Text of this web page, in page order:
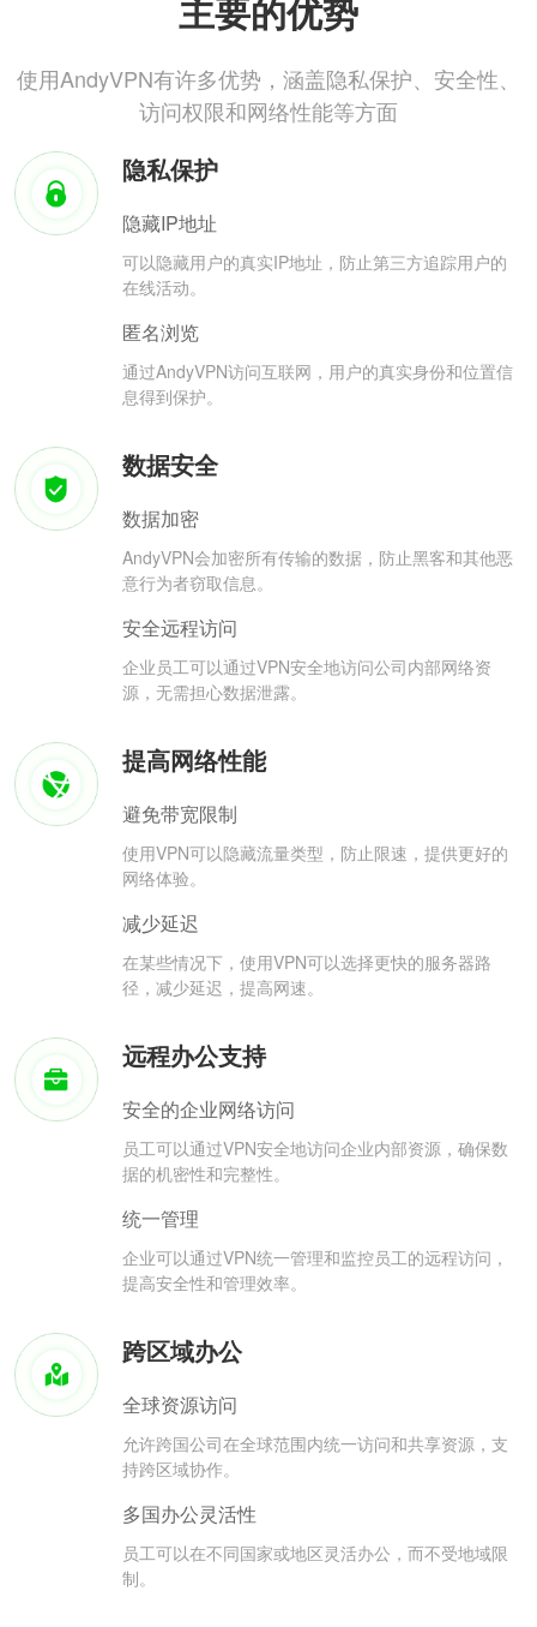
主要的优势
使用AndyVPN有许多优势，涵盖隐私保护、安全性、
访问权限和网络性能等方面
隐私保护
隐藏IP地址
可以隐藏用户的真实IP地址，防止第三方追踪用户的
在线活动。
匿名浏览
通过AndyVPN访问互联网，用户的真实身份和位置信
息得到保护。
数据安全
数据加密
AndyVPN会加密所有传输的数据，防止黑客和其他恶
意行为者窃取信息。
安全远程访问
企业员工可以通过VPN安全地访问公司内部网络资
源，无需担心数据泄露。
提高网络性能
避免带宽限制
使用VPN可以隐藏流量类型，防止限速，提供更好的
网络体验。
减少延迟
在某些情况下，使用VPN可以选择更快的服务器路
径，减少延迟，提高网速。
远程办公支持
安全的企业网络访问
员工可以通过VPN安全地访问企业内部资源，确保数
据的机密性和完整性。
统一管理
企业可以通过VPN统一管理和监控员工的远程访问，
提高安全性和管理效率。
跨区域办公
全球资源访问
允许跨国公司在全球范围内统一访问和共享资源，支
持跨区域协作。
多国办公灵活性
员工可以在不同国家或地区灵活办公，而不受地域限
制。